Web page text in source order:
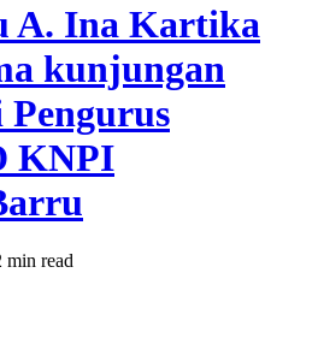
A. Ina Kartika
kunjungan
KNPI
min read